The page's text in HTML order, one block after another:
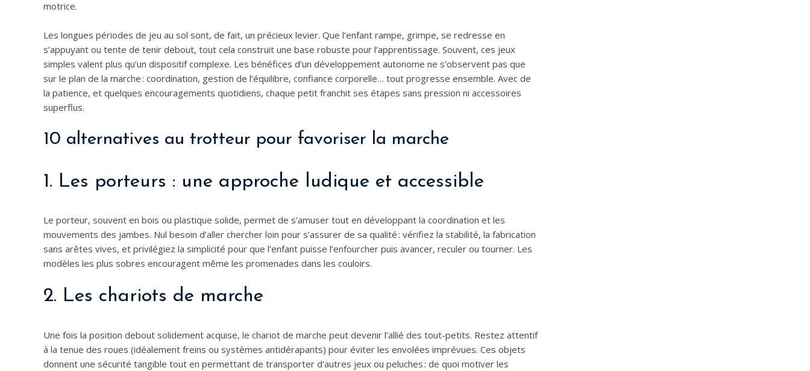
motrice.
Les longues périodes de jeu au sol sont, de fait, un précieux levier. Que l’enfant rampe, grimpe, se redresse en
s’appuyant ou tente de tenir debout, tout cela construit une base robuste pour l’apprentissage. Souvent, ces jeux
simples valent plus qu’un dispositif complexe. Les bénéfices d’un développement autonome ne s’observent pas que
sur le plan de la marche : coordination, gestion de l’équilibre, confiance corporelle… tout progresse ensemble. Avec de
la patience, et quelques encouragements quotidiens, chaque petit franchit ses étapes sans pression ni accessoires
superflus.
10 alternatives au trotteur pour favoriser la marche
1. Les porteurs : une approche ludique et accessible
Le porteur, souvent en bois ou plastique solide, permet de s’amuser tout en développant la coordination et les
mouvements des jambes. Nul besoin d’aller chercher loin pour s’assurer de sa qualité : vérifiez la stabilité, la fabrication
sans arêtes vives, et privilégiez la simplicité pour que l’enfant puisse l’enfourcher puis avancer, reculer ou tourner. Les
modèles les plus sobres encouragent même les promenades dans les couloirs.
2. Les chariots de marche
Une fois la position debout solidement acquise, le chariot de marche peut devenir l’allié des tout-petits. Restez attentif
à la tenue des roues (idéalement freins ou systèmes antidérapants) pour éviter les envolées imprévues. Ces objets
donnent une sécurité tangible tout en permettant de transporter d’autres jeux ou peluches : de quoi motiver les